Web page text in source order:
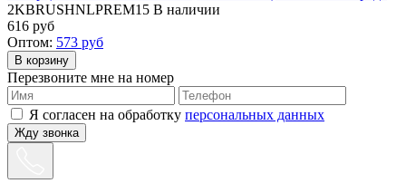
2KBRUSHNLPREM15 В наличии
616 руб
Оптом: 573 руб
Перезвоните мне на номер
Я согласен на обработку персональных данных
Жду звонка